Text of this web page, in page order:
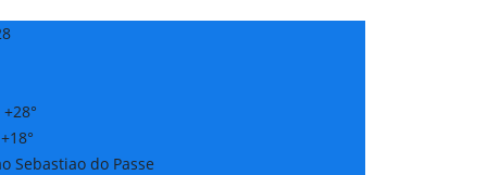
+28°
+18°
Sebastiao do Passe